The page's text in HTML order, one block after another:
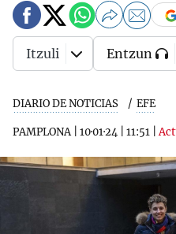
DIARIO DE NOTICIAS EFE
PAMPLONA| 10·01·24 11:51 |
Itzuli Entzun